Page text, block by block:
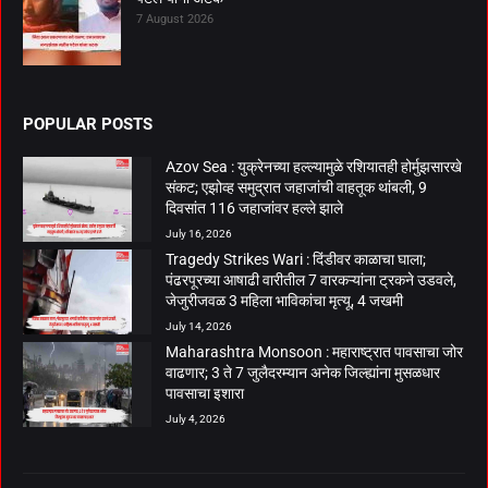
7 August 2026
POPULAR POSTS
Azov Sea : युक्रेनच्या हल्ल्यामुळे रशियातही होर्मुझसारखे
संकट; एझोव्ह समुद्रात जहाजांची वाहतूक थांबली, 9
दिवसांत 116 जहाजांवर हल्ले झाले
July 16, 2026
Tragedy Strikes Wari : दिंडीवर काळाचा घाला;
पंढरपूरच्या आषाढी वारीतील 7 वारकऱ्यांना ट्रकने उडवले,
जेजुरीजवळ 3 महिला भाविकांचा मृत्यू, 4 जखमी
July 14, 2026
Maharashtra Monsoon : महाराष्ट्रात पावसाचा जोर
वाढणार; 3 ते 7 जुलैदरम्यान अनेक जिल्ह्यांना मुसळधार
पावसाचा इशारा
July 4, 2026